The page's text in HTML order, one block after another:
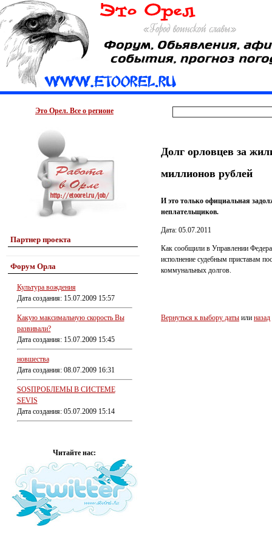
Это Орел. Все о регионе
Партнер проекта
Форум Орла
Культура вождения
Дата создания: 15.07.2009 15:57
Какую максимальную скорость Вы
развивали?
Дата создания: 15.07.2009 15:45
новшества
Дата создания: 08.07.2009 16:31
SOSПРОБЛЕМЫ В СИСТЕМЕ
SEVIS
Дата создания: 05.07.2009 15:14
Читайте нас:
Долг орловцев за
миллионов рублей
И это только официальная
неплательщиков.
Дата: 05.07.2011
Как сообщили в Управлении
исполнение судебным приставам
коммунальных долгов.
Вернуться к выбору даты или назад